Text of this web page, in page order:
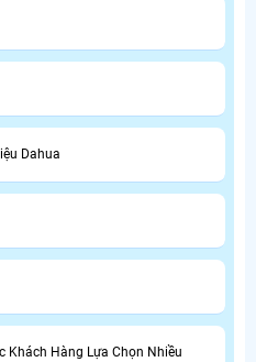
Dahua
Khách Hàng Lựa Chọn Nhiều